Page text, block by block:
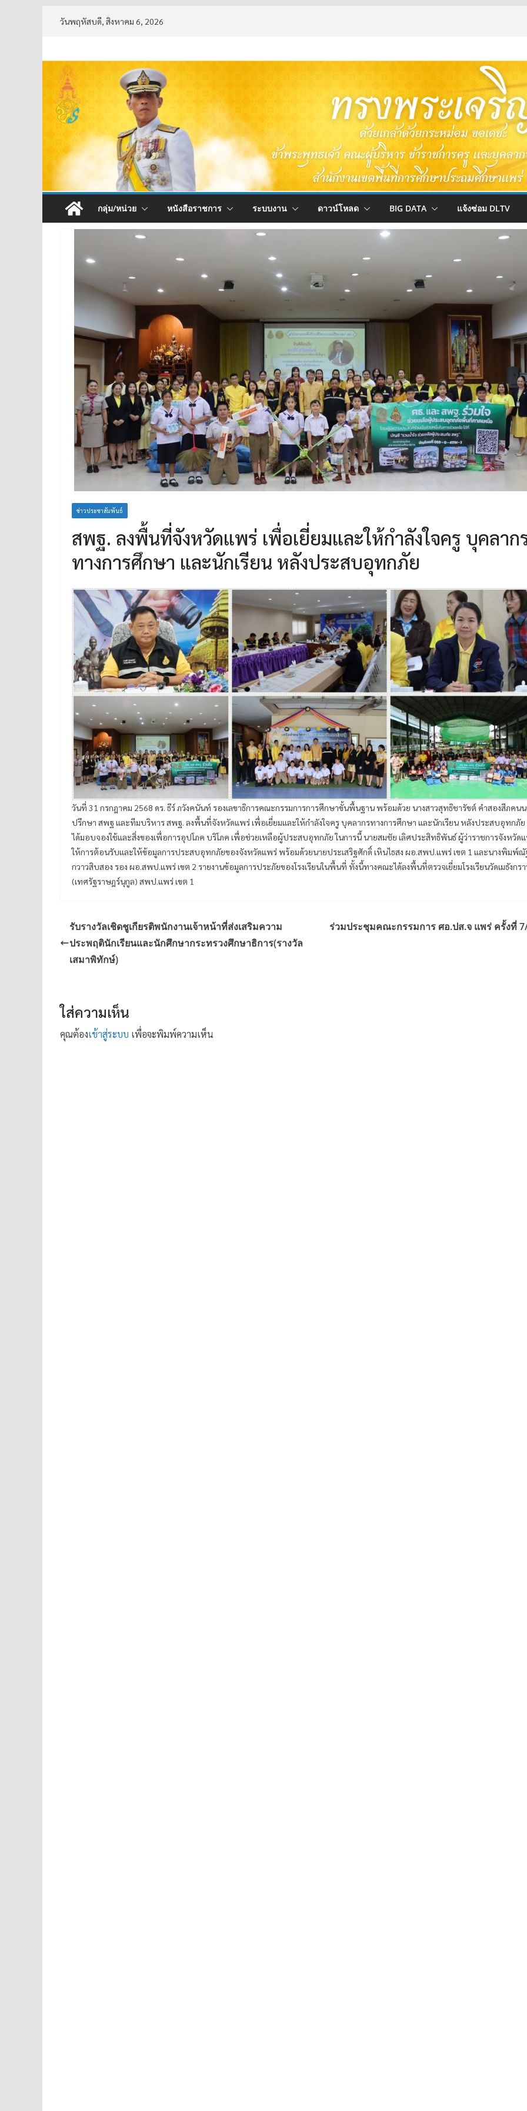
วันพฤหัสบดี, สิงหาคม 6, 2026
กลุ่ม/หน่วย หนังสือราชการ ระบบงาน ดาวน์โหลด BIG DATA แจ้งซ่อม DLTV
ข่าวประชาสัมพันธ์
สพฐ. ลงพื้นที่จังหวัดแพร่ เพื่อเยี่ยมและให้กำลังใจครู บุคลาก
ทางการศึกษา และนักเรียน หลังประสบอุทกภัย
วันที่ 31 กรกฎาคม 2568 ดร. ธีร์ ภวังคนันท์ รองเลขาธิการคณะกรรมการการศึกษาขั้นพื้นฐาน พร้อมด้วย นางสาวสุทธิชารัขต์ คำสองสีภคน
ปรึกษา สพฐ และทีมบริหาร สพฐ. ลงพื้นที่จังหวัดแพร่ เพื่อเยี่ยมและให้กำลังใจครู บุคลากรทางการศึกษา และนักเรียน หลังประสบอุทกภั
ได้มอบจองใช้และสิ่งของเพื่อการอุปโภค บริโภค เพื่อช่วยเหลือผู้ประสบอุทกภัย ในการนี้ นายสมชัย เลิศประสิทธิพันธ์ ผู้ว่าราชการจังหวัด
ให้การต้อนรับและให้ข้อมูลการประสบอุทกภัยของจังหวัดแพร่ พร้อมด้วยนายประเสริฐศักดิ์ เหินไธสง ผอ.สพป.แพร่ เขต 1 และนางพิมพ์
กวาวสิบสอง รอง ผอ.สพป.แพร่ เขต 2 รายงานข้อมูลการประภัยของโรงเรียนในพื้นที่ ทั้งนี้ทางคณะได้ลงพื้นที่ตรวจเยี่ยมโรงเรียนวัดเมธังกร
(เทศรัฐราษฎร์นุกูล) สพป.แพร่ เขต 1
รับรางวัลเชิดชูเกียรติพนักงานเจ้าหน้าที่ส่งเสริมความ
ประพฤตินักเรียนและนักศึกษากระทรวงศึกษาธิการ(รางวัล
เสมาพิทักษ์)
ร่วมประชุมคณะกรรมการ ศอ.ปส.จ แพร่ ครั้งที่
ใส่ความเห็น
คุณต้องเข้าสู่ระบบ เพื่อจะพิมพ์ความเห็น